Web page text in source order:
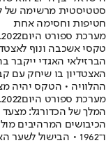
חטיפות וחסימה אחת
מערכת ספורט היום
טקסי אשכבה ונוף
הברזילאי האגדי
האצטדיון בו שיחק עם
ההלוויה • הטקס יהיה
מערכת ספורט היום
המלך של הכדורגל: